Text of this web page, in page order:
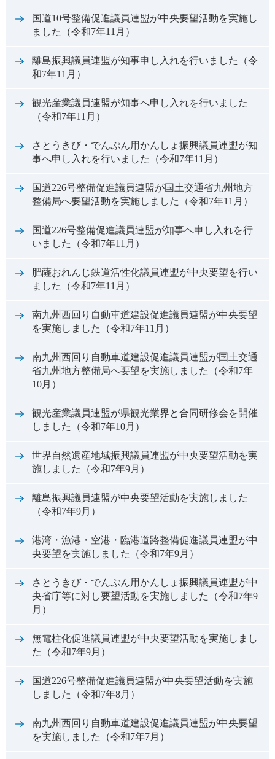
国道10号整備促進議員連盟が中央要望活動を実施し
ました（令和7年11月）
離島振興議員連盟が知事申し入れを行いました（令
和7年11月）
観光産業議員連盟が知事へ申し入れを行いました
（令和7年11月）
さとうきび・でんぷん用かんしょ振興議員連盟が知
事へ申し入れを行いました（令和7年11月）
国道226号整備促進議員連盟が国土交通省九州地方
整備局へ要望活動を実施しました（令和7年11月）
国道226号整備促進議員連盟が知事へ申し入れを行
いました（令和7年11月）
肥薩おれんじ鉄道活性化議員連盟が中央要望を行い
ました（令和7年11月）
南九州西回り自動車道建設促進議員連盟が中央要望
を実施しました（令和7年11月）
南九州西回り自動車道建設促進議員連盟が国土交通
省九州地方整備局へ要望を実施しました（令和7年
10月）
観光産業議員連盟が県観光業界と合同研修会を開催
しました（令和7年10月）
世界自然遺産地域振興議員連盟が中央要望活動を実
施しました（令和7年9月）
離島振興議員連盟が中央要望活動を実施しました
（令和7年9月）
港湾・漁港・空港・臨港道路整備促進議員連盟が中
央要望を実施しました（令和7年9月）
さとうきび・でんぷん用かんしょ振興議員連盟が中
央省庁等に対し要望活動を実施しました（令和7年9
月）
無電柱化促進議員連盟が中央要望活動を実施しまし
た（令和7年9月）
国道226号整備促進議員連盟が中央要望活動を実施
しました（令和7年8月）
南九州西回り自動車道建設促進議員連盟が中央要望
を実施しました（令和7年7月）